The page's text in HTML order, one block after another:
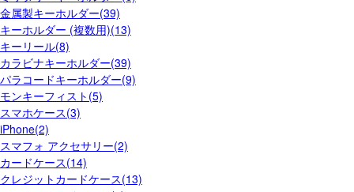
金属製キーホルダー(39)
キーホルダー (複数用)(13)
キーリール(8)
カラビナキーホルダー(39)
パラコードキーホルダー(9)
モンキーフィスト(5)
スマホケース(3)
iPhone(2)
スマフォ アクセサリー(2)
カードケース(14)
クレジットカードケース(13)